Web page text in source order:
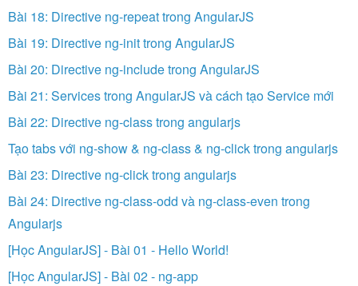
Bài 18: Directive ng-repeat trong AngularJS
Bài 19: Directive ng-init trong AngularJS
Bài 20: Directive ng-include trong AngularJS
Bài 21: Services trong AngularJS và cách tạo Service mới
Bài 22: Directive ng-class trong angularjs
Tạo tabs với ng-show & ng-class & ng-click trong angularjs
Bài 23: Directive ng-click trong angularjs
Bài 24: Directive ng-class-odd và ng-class-even trong
Angularjs
[Học AngularJS] - Bài 01 - Hello World!
[Học AngularJS] - Bài 02 - ng-app